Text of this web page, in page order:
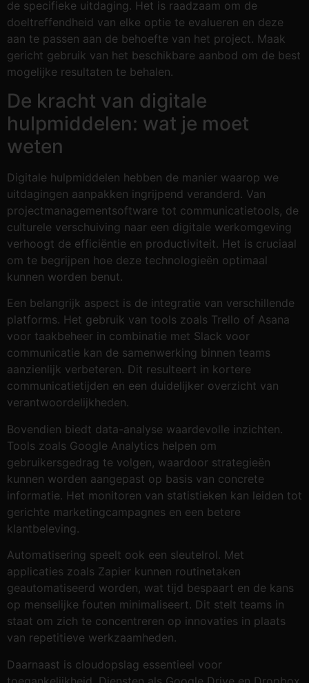
de specifieke uitdaging. Het is raadzaam om de
doeltreffendheid van elke optie te evalueren en deze
aan te passen aan de behoefte van het project. Maak
gericht gebruik van het beschikbare aanbod om de best
mogelijke resultaten te behalen.
De kracht van digitale
hulpmiddelen: wat je moet
weten
Digitale hulpmiddelen hebben de manier waarop we
uitdagingen aanpakken ingrijpend veranderd. Van
projectmanagementsoftware tot communicatietools, de
culturele verschuiving naar een digitale werkomgeving
verhoogt de efficiëntie en productiviteit. Het is cruciaal
om te begrijpen hoe deze technologieën optimaal
kunnen worden benut.
Een belangrijk aspect is de integratie van verschillende
platforms. Het gebruik van tools zoals Trello of Asana
voor taakbeheer in combinatie met Slack voor
communicatie kan de samenwerking binnen teams
aanzienlijk verbeteren. Dit resulteert in kortere
communicatietijden en een duidelijker overzicht van
verantwoordelijkheden.
Bovendien biedt data-analyse waardevolle inzichten.
Tools zoals Google Analytics helpen om
gebruikersgedrag te volgen, waardoor strategieën
kunnen worden aangepast op basis van concrete
informatie. Het monitoren van statistieken kan leiden tot
gerichte marketingcampagnes en een betere
klantbeleving.
Automatisering speelt ook een sleutelrol. Met
applicaties zoals Zapier kunnen routinetaken
geautomatiseerd worden, wat tijd bespaart en de kans
op menselijke fouten minimaliseert. Dit stelt teams in
staat om zich te concentreren op innovaties in plaats
van repetitieve werkzaamheden.
Daarnaast is cloudopslag essentieel voor